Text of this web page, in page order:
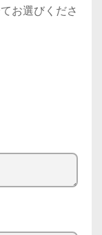
お選びくださ